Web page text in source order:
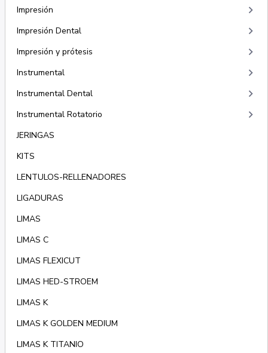
Impresión
keyboard_arrow_right
Impresión Dental keyboard_arrow_right
Impresión y prótesis keyboard_arrow_right
Instrumental keyboard_arrow_right
Instrumental Dental keyboard_arrow_right
Instrumental Rotatorio keyboard_arrow_right
JERINGAS
KITS
LENTULOS-RELLENADORES
LIGADURAS
LIMAS
LIMAS C
LIMAS FLEXICUT
LIMAS HED-STROEM
LIMAS K
LIMAS K GOLDEN MEDIUM
LIMAS K TITANIO